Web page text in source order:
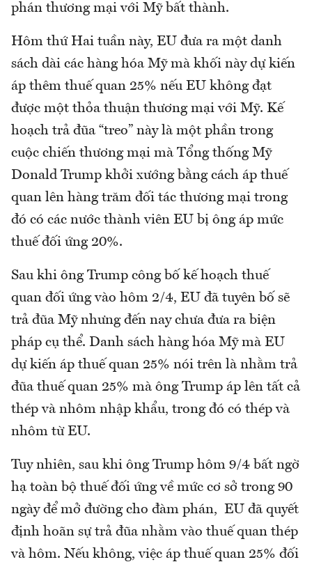
phán thương mại với Mỹ bất thành.
Hôm thứ Hai tuần này, EU đưa ra một danh
sách dài các hàng hóa Mỹ mà khối này dự kiến
áp thêm thuế quan 25% nếu EU không đạt
được một thỏa thuận thương mại với Mỹ. Kế
hoạch trả đũa “treo” này là một phần trong
cuộc chiến thương mại mà Tổng thống Mỹ
Donald Trump khởi xướng bằng cách áp thuế
quan lên hàng trăm đối tác thương mại trong
đó có các nước thành viên EU bị ông áp mức
thuế đối ứng 20%.
Sau khi ông Trump công bố kế hoạch thuế
quan đối ứng vào hôm 2/4, EU đã tuyên bố sẽ
trả đũa Mỹ nhưng đến nay chưa đưa ra biện
pháp cụ thể. Danh sách hàng hóa Mỹ mà EU
dự kiến áp thuế quan 25% nói trên là nhằm trả
đũa thuế quan 25% mà ông Trump áp lên tất cả
thép và nhôm nhập khẩu, trong đó có thép và
nhôm từ EU.
Tuy nhiên, sau khi ông Trump hôm 9/4 bất ngờ
hạ toàn bộ thuế đối ứng về mức cơ sở trong 90
ngày để mở đường cho đàm phán, EU đã quyết
định hoãn sự trả đũa nhằm vào thuế quan thép
và hôm. Nếu không, việc áp thuế quan 25% đối